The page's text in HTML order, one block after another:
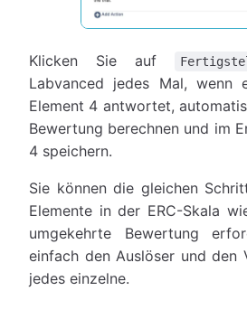
Klicken Sie auf
Labvanced jedes Mal, wenn
Element 4 antwortet,
Bewertung berechnen und im
4 speichern.
Sie können die gleichen
Elemente in der ERC-Skala
umgekehrte Bewertung
einfach den Auslöser und den
jedes einzelne.